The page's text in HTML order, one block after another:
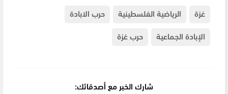
غزة
الرياضية الفلسطينية
حرب الابادة
الإبادة الجماعية
حرب غزة
شارك الخبر مع أصدقائك: